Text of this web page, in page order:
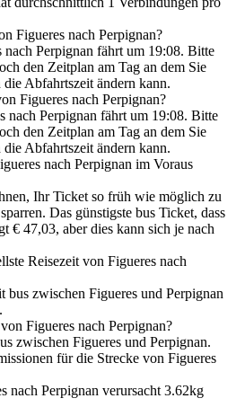
Figueres nach Perpignan?
nach Perpignan fährt um 19:08. Bitte
den Zeitplan am Tag an dem Sie
Abfahrtszeit ändern kann.
Figueres nach Perpignan?
nach Perpignan fährt um 19:08. Bitte
den Zeitplan am Tag an dem Sie
Abfahrtszeit ändern kann.
nach Perpignan im Voraus
Ihr Ticket so früh wie möglich zu
Das günstigste bus Ticket, dass
€ 47,03, aber dies kann sich je nach
Reisezeit von Figueres nach
bus zwischen Figueres und Perpignan
Figueres nach Perpignan?
zwischen Figueres und Perpignan.
für die Strecke von Figueres
nach Perpignan verursacht 3.62kg